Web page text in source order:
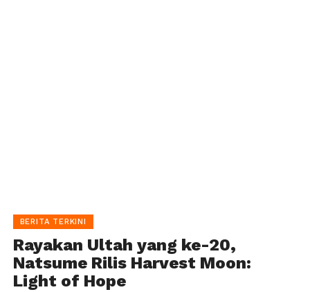
BERITA TERKINI
Rayakan Ultah yang ke-20,
Natsume Rilis Harvest Moon:
Light of Hope